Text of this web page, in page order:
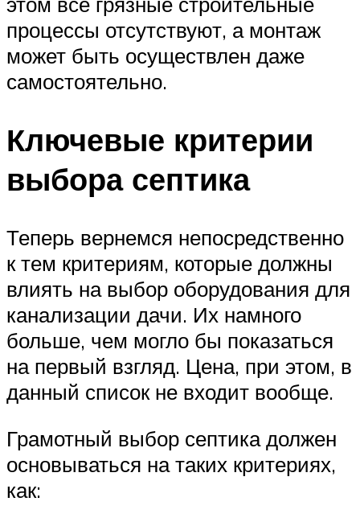
процессы отсутствуют, а монтаж
может быть осуществлен даже
самостоятельно.
Ключевые критерии
выбора септика
Теперь вернемся непосредственно
к тем критериям, которые должны
влиять на выбор оборудования для
канализации дачи. Их намного
больше, чем могло бы показаться
на первый взгляд. Цена, при этом, в
данный список не входит вообще.
Грамотный выбор септика должен
основываться на таких критериях,
как: